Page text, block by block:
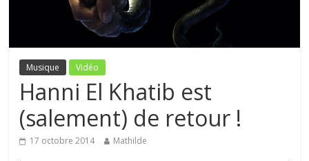
Musique Vidéo
Hanni El Khatib est
(salement) de retour !
17 octobre 2014 Mathilde